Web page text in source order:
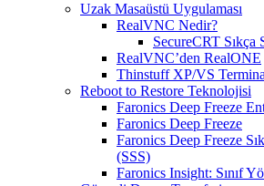
Uzak Masaüstü Uygulaması
RealVNC Nedir?
SecureCRT Sıkça
RealVNC’den RealONE
Thinstuff XP/VS
Reboot to Restore Teknolojisi
Faronics Deep Freeze
Faronics Deep Freeze
Faronics Deep Freeze
(SSS)
Faronics Insight: Sınıf